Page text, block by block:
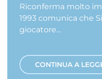
Riconferma molto
1993 comunica che
giocatore...
CONTINUA A